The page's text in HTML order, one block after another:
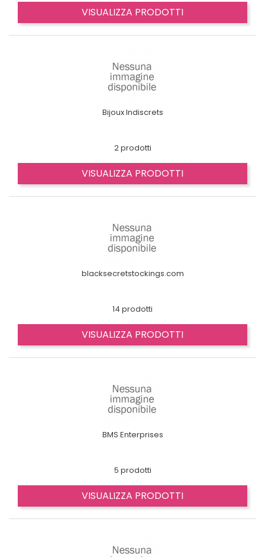
VISUALIZZA PRODOTTI
Bijoux Indiscrets
2 prodotti
VISUALIZZA PRODOTTI
blacksecretstockings.com
14 prodotti
VISUALIZZA PRODOTTI
BMS Enterprises
5 prodotti
VISUALIZZA PRODOTTI